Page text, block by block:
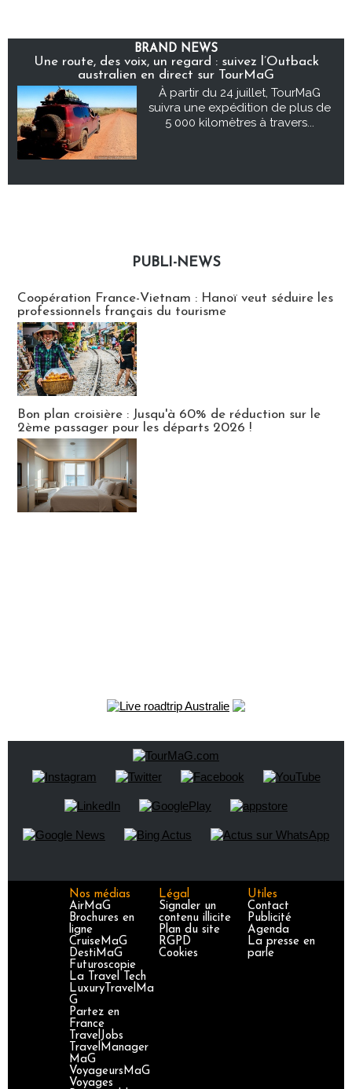
BRAND NEWS
Une route, des voix, un regard : suivez l’Outback
australien en direct sur TourMaG
À partir du 24 juillet, TourMaG
suivra une expédition de plus de
5 000 kilomètres à travers...
PUBLI-NEWS
Coopération France-Vietnam : Hanoï veut séduire les
professionnels français du tourisme
Bon plan croisière : Jusqu'à 60% de réduction sur le
2ème passager pour les départs 2026 !
Nos médias
AirMaG
Brochures en
ligne
CruiseMaG
DestiMaG
Futuroscopie
La Travel Tech
LuxuryTravelMa
G
Partez en
France
TravelJobs
TravelManager
MaG
VoyageursMaG
Voyages
Légal
Signaler un
contenu illicite
Plan du site
RGPD
Cookies
Utiles
Contact
Publicité
Agenda
La presse en
parle